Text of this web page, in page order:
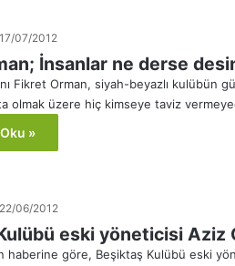
17/07/2012
İnsanlar ne derse
Fikret Orman, siyah-beyazlı kulübün
olmak üzere hiç kimseye taviz
»
22/06/2012
eski yöneticisi Aziz
haberine göre, Beşiktaş Kulübü eski